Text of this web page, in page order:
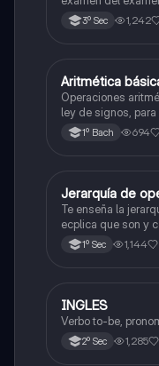
valle de México
3º Sec 1,242
Matemáticas
Aritmética
Operaciones
ley de signos,
admisión a la
1º Bach 694
Matemáticas
Jerarquía de
Te enseña la
ecplica que son y
1º Sec 1,144
Inglés
INGLES
Verbo to-be,
2º Sec 1,285